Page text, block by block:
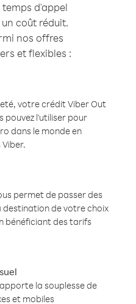
d'appel
coût réduit.
nos offres
et flexibles :
votre crédit Viber Out
pouvez l'utiliser pour
dans le monde en
permet de passer des
de votre choix
bénéficiant des tarifs
la souplesse de
et mobiles